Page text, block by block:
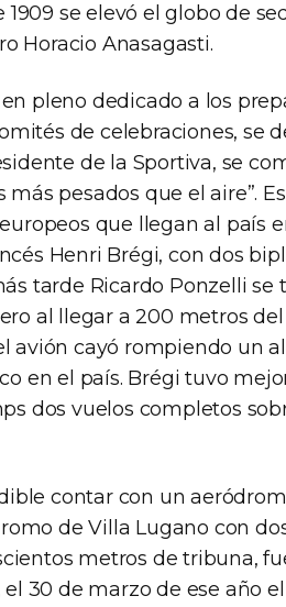
se elevó el globo de
Horacio Anasagasti.
pleno dedicado a los
de celebraciones, se
de la Sportiva, se
pesados que el aire”.
que llegan al país
Henri Brégi, con dos
tarde Ricardo Ponzelli se
al llegar a 200 metros del
avión cayó rompiendo un
en el país. Brégi tuvo
dos vuelos completos
contar con un
de Villa Lugano con
metros de tribuna,
30 de marzo de ese año